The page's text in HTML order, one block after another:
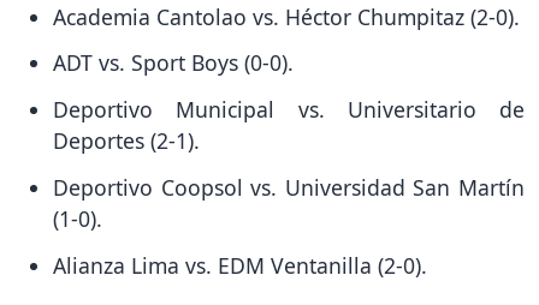
Academia Cantolao vs. Héctor Chumpitaz (2-0).
ADT vs. Sport Boys (0-0).
Deportivo Municipal vs. Universitario de
Deportes (2-1).
Deportivo Coopsol vs. Universidad San Martín
(1-0).
Alianza Lima vs. EDM Ventanilla (2-0).